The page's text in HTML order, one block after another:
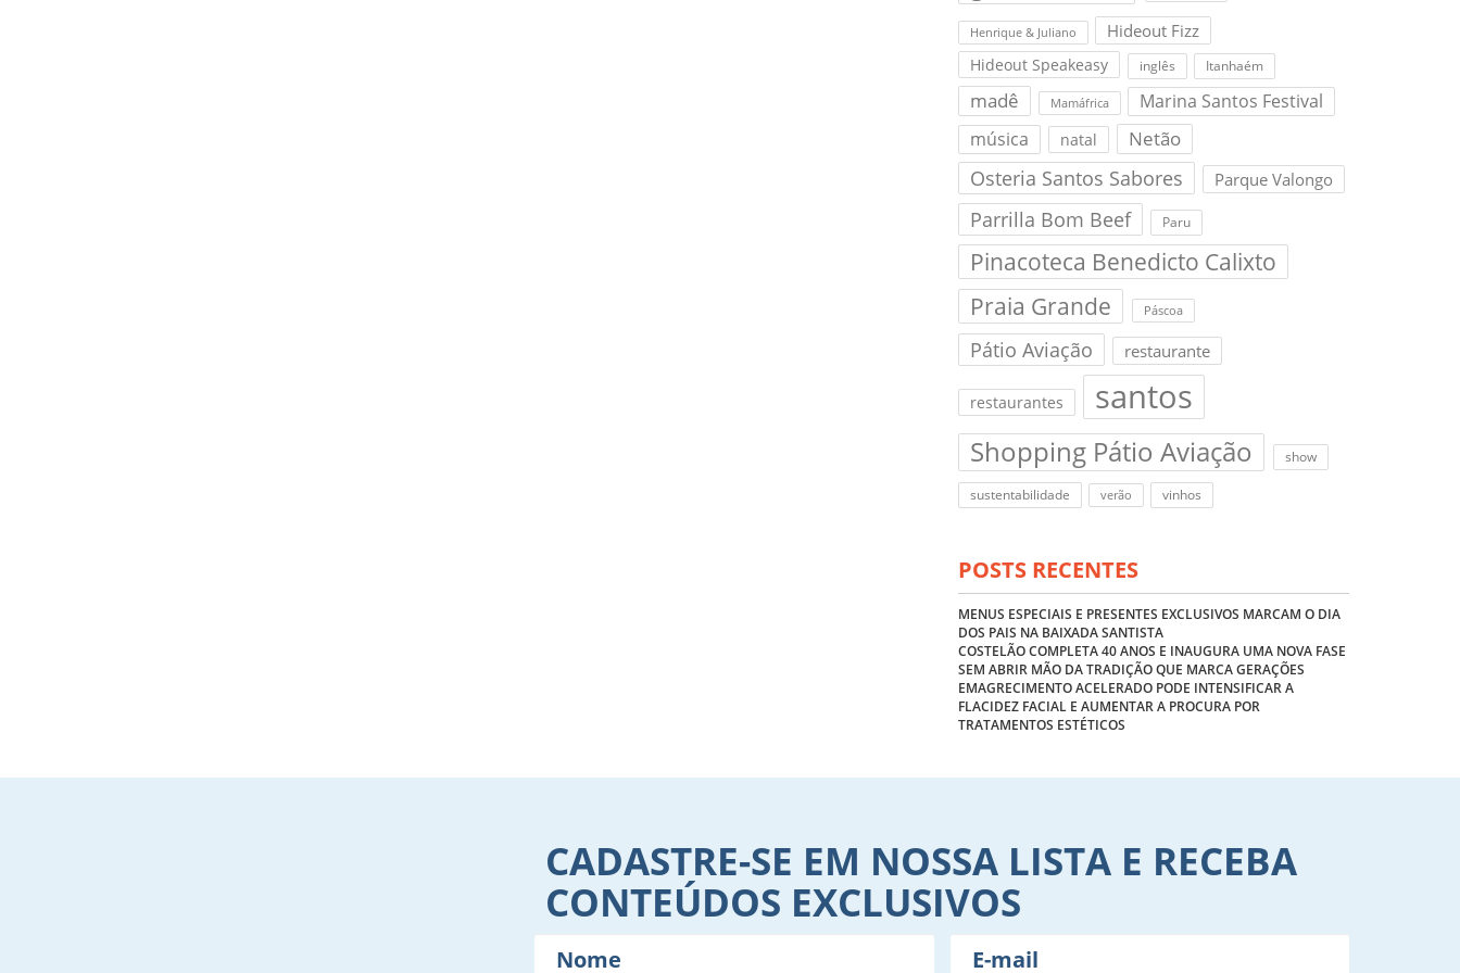
Henrique & Juliano Hideout Fizz
Hideout Speakeasy inglês Itanhaém
madê Mamáfrica
Marina Santos Festival
música
natal Netão
Osteria Santos Sabores Parque Valongo
Parrilla Bom Beef Paru
Pinacoteca Benedicto Calixto
Praia Grande
Páscoa
Pátio Aviação restaurante
restaurantes santos
Shopping Pátio Aviação show
sustentabilidade verão vinhos
POSTS RECENTES
MENUS ESPECIAIS E PRESENTES EXCLUSIVOS MARCAM O DIA
DOS PAIS NA BAIXADA SANTISTA
COSTELÃO COMPLETA 40 ANOS E INAUGURA UMA NOVA FASE
SEM ABRIR MÃO DA TRADIÇÃO QUE MARCA GERAÇÕES
EMAGRECIMENTO ACELERADO PODE INTENSIFICAR A
FLACIDEZ FACIAL E AUMENTAR A PROCURA POR
TRATAMENTOS ESTÉTICOS
CADASTRE-SE EM NOSSA LISTA E RECEBA
CONTEÚDOS EXCLUSIVOS